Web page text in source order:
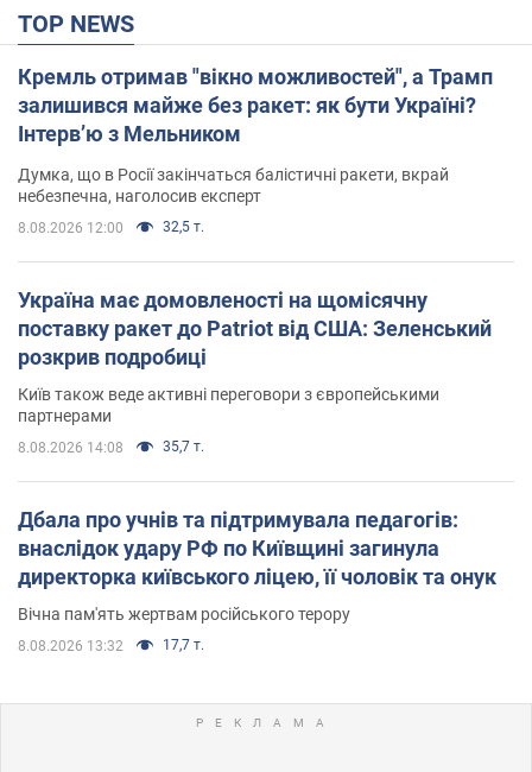
TOP NEWS
Кремль отримав "вікно можливостей", а Трамп
залишився майже без ракет: як бути Україні?
Інтерв’ю з Мельником
Думка, що в Росії закінчаться балістичні ракети, вкрай
небезпечна, наголосив експерт
8.08.2026 12:00 32,5 т.
Україна має домовленості на щомісячну
поставку ракет до Patriot від США: Зеленський
розкрив подробиці
Київ також веде активні переговори з європейськими
партнерами
8.08.2026 14:08 35,7 т.
Дбала про учнів та підтримувала педагогів:
внаслідок удару РФ по Київщині загинула
директорка київського ліцею, її чоловік та онук
Вічна пам'ять жертвам російського терору
8.08.2026 13:32 17,7 т.